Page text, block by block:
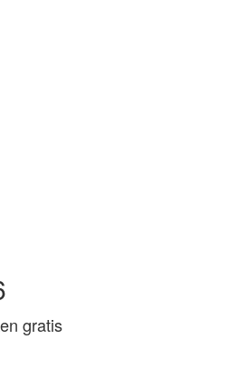
gratis